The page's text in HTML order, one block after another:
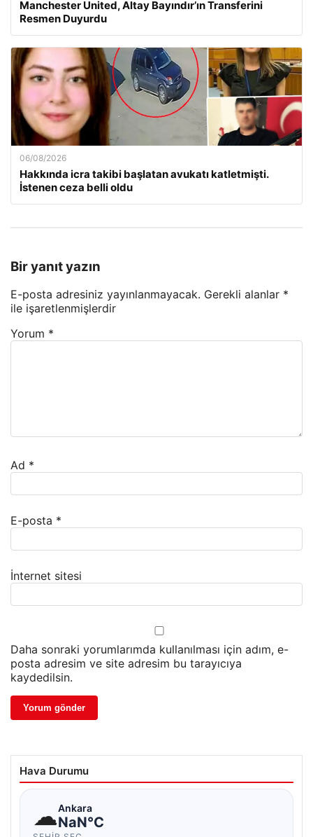
Manchester United, Altay Bayındır’ın Transferini
Resmen Duyurdu
06/08/2026
Hakkında icra takibi başlatan avukatı katletmişti.
İstenen ceza belli oldu
Bir yanıt yazın
E-posta adresiniz yayınlanmayacak. Gerekli alanlar *
ile işaretlenmişlerdir
Yorum *
Ad *
E-posta *
İnternet sitesi
Daha sonraki yorumlarımda kullanılması için adım, e-
posta adresim ve site adresim bu tarayıcıya
kaydedilsin.
Hava Durumu
☁Ankara
NaN°C